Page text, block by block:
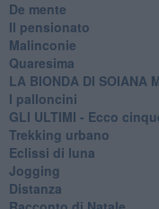
De mente
Il pensionato
Malinconie
Quaresima
LA BIONDA DI SOIANA
I palloncini
GLI ULTIMI - Ecco
Trekking urbano
Eclissi di luna
Jogging
Distanza